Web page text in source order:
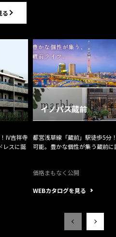
る
IV吉祥寺
レスに誕
イノバス蔵前
都営浅草線「蔵前」駅徒歩5分
可能。豊かな個性が集う蔵前に
価格まもなく公開
WEBカタログを見る